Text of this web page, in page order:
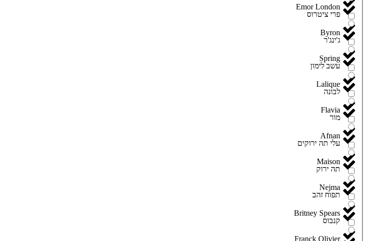
Emor London
Byron
Spring
Lalique
Flavia
Afnan
Maison
Nejma
Britney Spears
Franck Olivier
פרי ציטרוס
ג'ינג'ר
עשב לימון
לבונה
מור
עלי תה ירוקים
תה ירוק
תפוח זהב
קנבוס